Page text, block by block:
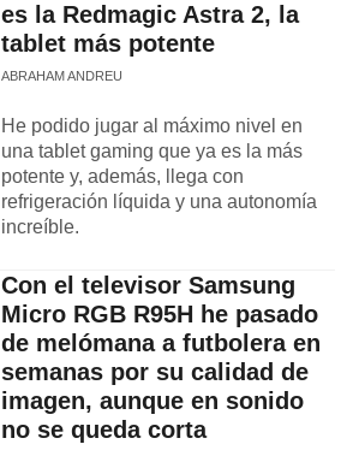
es la Redmagic Astra 2, la
tablet más potente
ABRAHAM ANDREU
He podido jugar al máximo nivel en
una tablet gaming que ya es la más
potente y, además, llega con
refrigeración líquida y una autonomía
increíble.
Con el televisor Samsung
Micro RGB R95H he pasado
de melómana a futbolera en
semanas por su calidad de
imagen, aunque en sonido
no se queda corta